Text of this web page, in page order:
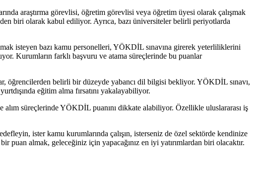
araştırma görevlisi, öğretim görevlisi veya öğretim üyesi olarak çalışmak
biri olarak kabul ediliyor. Ayrıca, bazı üniversiteler belirli periyotlarda
isteyen bazı kamu personelleri, YÖKDİL sınavına girerek yeterliliklerini
Kurumların farklı başvuru ve atama süreçlerinde bu puanlar
öğrencilerden belirli bir düzeyde yabancı dil bilgisi bekliyor. YÖKDİL sınavı,
eğitim alma fırsatını yakalayabiliyor.
süreçlerinde YÖKDİL puanını dikkate alabiliyor. Özellikle uluslararası iş
ister kamu kurumlarında çalışın, isterseniz de özel sektörde kendinize
almak, geleceğiniz için yapacağınız en iyi yatırımlardan biri olacaktır.